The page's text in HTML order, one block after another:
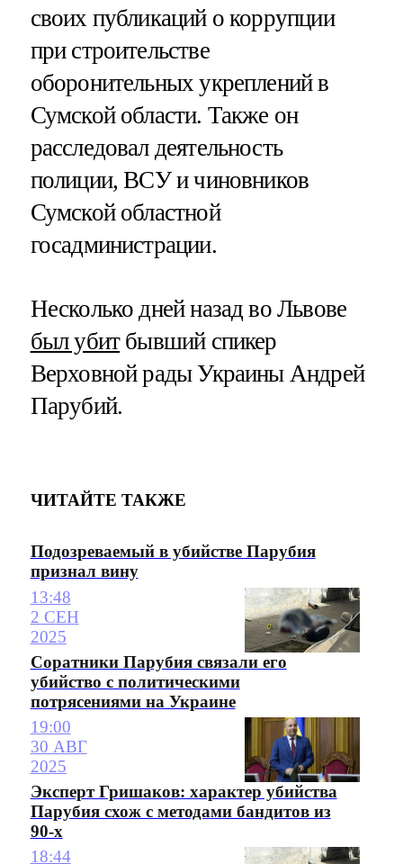
своих публикаций о коррупции
при строительстве
оборонительных укреплений в
Сумской области. Также он
расследовал деятельность
полиции, ВСУ и чиновников
Сумской областной
госадминистрации.
Несколько дней назад во Львове
был убитбывший спикер
Верховной рады Украины Андрей
Парубий.
ЧИТАЙТЕ ТАКЖЕ
Подозреваемый в убийстве Парубия
признал вину
13:48
2 СЕН
2025
Соратники Парубия связали его
убийство с политическими
потрясениями на Украине
19:00
30 АВГ
2025
Эксперт Гришаков: характер убийства
Парубия схож с методами бандитов из
90-х
18:44